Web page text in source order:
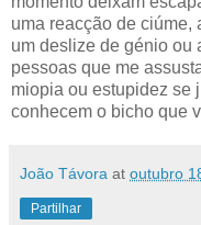
uma reacção de ciúme,
um deslize de génio ou
pessoas que me
miopia ou estupidez se
conhecem o bicho que
João Távora at outubro
Partilhar